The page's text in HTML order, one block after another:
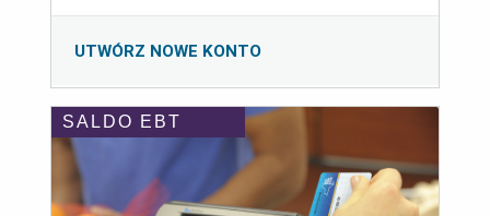
UTWÓRZ NOWE KONTO
SALDO EBT